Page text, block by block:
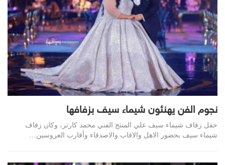
نجوم الفن يهنئون شيماء سيف بزفافها
حفل زفاف شيماء سيف علي المنتج الفني محمد كارتر، وكان زفاف
شيماء سيف بحضور الاهل والاقاب والاصدقاء وأقارب العروسين…